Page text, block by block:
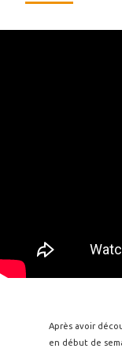
Après avoir
en début de